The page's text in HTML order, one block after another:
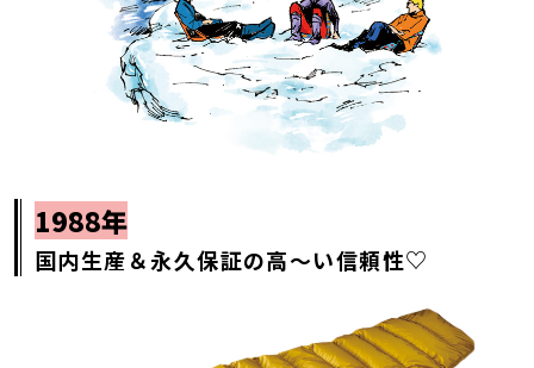
1988年
国内生産＆永久保証の高〜い信頼性♡